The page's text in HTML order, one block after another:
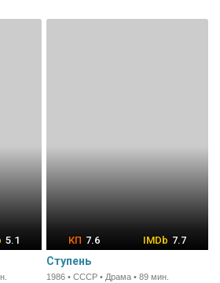
5.1 7.6 7.7
Ступень
1986 • СССР • Драма • 89 мин.